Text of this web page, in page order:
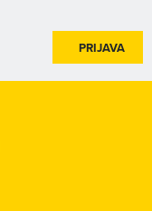
PRIJAVA